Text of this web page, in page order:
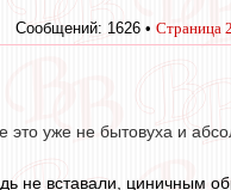
Сообщений: 1626 • Страница
это уже не бытовуха и
не вставали, циничным